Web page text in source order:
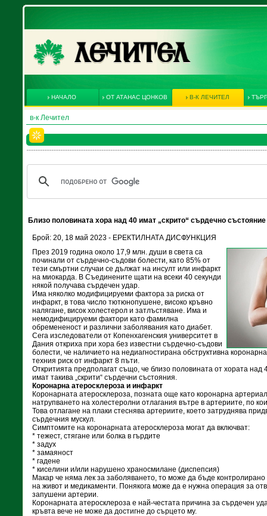
НАЧАЛО ОТ АТАНАС ЦОНКОВ В-К ЛЕЧИТЕЛ
в-к Лечител
Близо половината хора над 40 имат „скрито“ сърдечно състояние
Брой: 20, 18 май 2023 - ЕРЕКТИЛНАТА ДИСФУНКЦИЯ
През 2019 година около 17,9 млн. души в света са
починали от сърдечно-съдови болести, като 85% от
тези смъртни случаи се дължат на инсулт или инфаркт
на миокарда. В Съединените щати на всеки 40 секунди
някой получава сърдечен удар.
Има няколко модифицируеми фактора за риска от
инфаркт, в това число тютюнопушене, високо кръвно
налягане, висок холестерол и затлъстяване. Има и
немодифицируеми фактори като фамилна
обремененост и различни заболявания като диабет.
Сега изследователи от Копенхагенския университет в
Дания откриха при хора без известни сърдечно-съдови
болести, че наличието на недиагностирана обструктивна
техния риск от инфаркт 8 пъти.
Откритията предполагат също, че близо половината от хората
имат такива „скрити“ сърдечни състояния.
Коронарна атеросклероза и инфаркт
Коронарната атеросклероза, позната още като коронарна
натрупването на холестеролни отлагания вътре в артериите, по
Това отлагане на плаки стеснява артериите, което затруднява
сърдечния мускул.
Симптомите на коронарната атеросклероза могат да включват:
* тежест, стягане или болка в гърдите
* задух
* замаяност
* гадене
* киселини и/или нарушено храносмилане (диспепсия)
Макар че няма лек за заболяването, то може да бъде
на живот и медикаменти. Понякога може да е нужна операция за
запушени артерии.
Коронарната атеросклероза е най-честата причина за сърдечен
кръвта вече не може да достигне до сърцето му.